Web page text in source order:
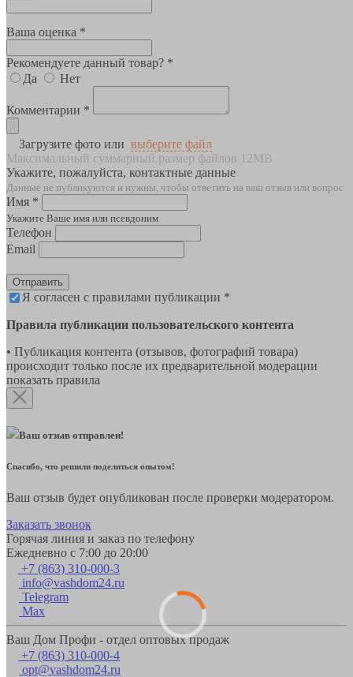
Ваша оценка *
Рекомендуете данный товар? *
Да
Нет
Комментарии *
Загрузите фото или выберите файл
Максимальный суммарный размер файлов 12MB
Укажите, пожалуйста, контактные данные
Данные не публикуются и нужны, чтобы ответить на ваш отзыв или вопрос
Имя *
Укажите Ваше имя или псевдоним
Телефон
Email
Отправить
Я согласен с правилами публикации *
Правила публикации пользовательского контента
• Публикация контента (отзывов, фотографий товара)
происходит только после их предварительной модерации
показать правила
Ваш отзыв отправлен!
Спасибо, что решили поделиться опытом!
Ваш отзыв будет опубликован после проверки модератором.
Заказать звонок
Горячая линия и заказ по телефону
Ежедневно с 7:00 до 20:00
+7 (863) 310-000-3
info@vashdom24.ru
Telegram
Max
Ваш Дом Профи - отдел оптовых продаж
+7 (863) 310-000-4
opt@vashdom24.ru